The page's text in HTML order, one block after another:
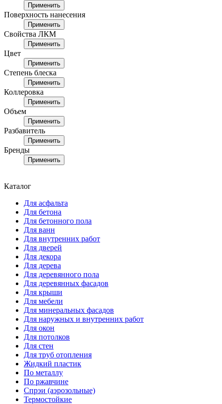
Применить
Поверхность нанесения
Применить
Свойства ЛКМ
Применить
Цвет
Применить
Степень блеска
Применить
Коллеровка
Применить
Объем
Применить
Разбавитель
Применить
Бренды
Применить
Каталог
Для асфальта
Для бетона
Для бетонного пола
Для ванн
Для внутренних работ
Для дверей
Для декора
Для дерева
Для деревянного пола
Для деревянных фасадов
Для крыши
Для мебели
Для минеральных фасадов
Для наружных и внутренних работ
Для окон
Для потолков
Для стен
Для труб отопления
Жидкий пластик
По металлу
По ржавчине
Спрэи (аэрозольные)
Термостойкие